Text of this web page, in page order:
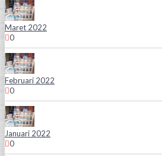
Maret 2022
0
Februari 2022
0
Januari 2022
0